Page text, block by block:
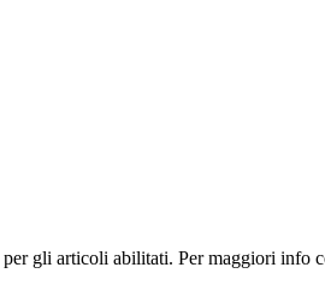
per gli articoli abilitati. Per maggiori info